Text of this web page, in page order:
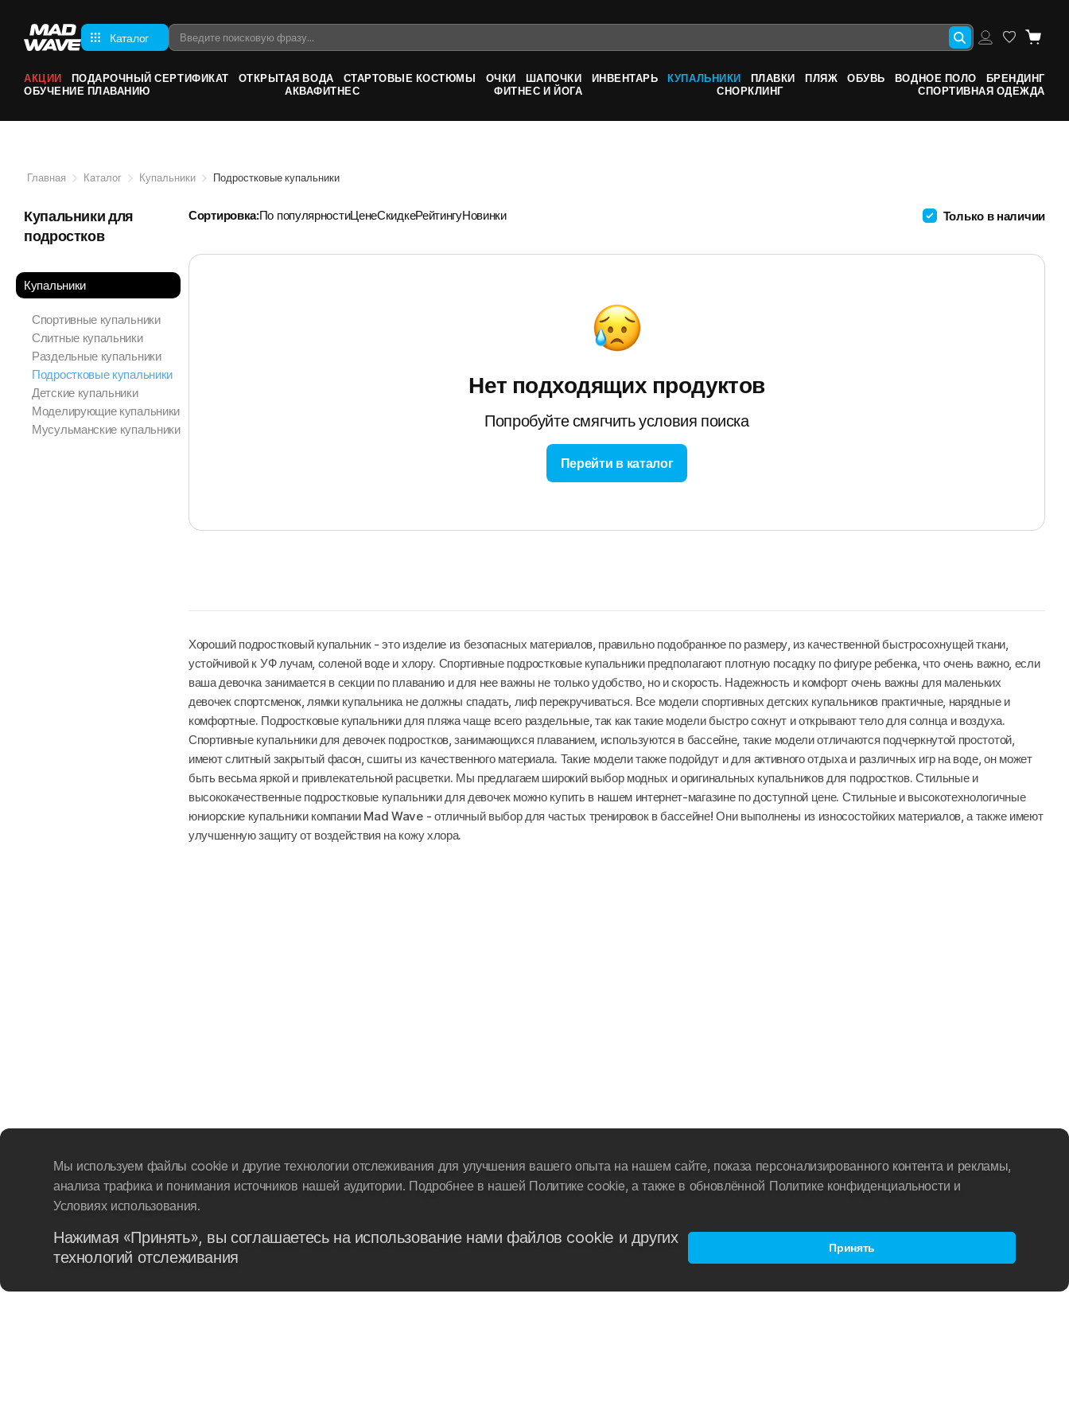
Каталог
АКЦИИ ПОДАРОЧНЫЙ СЕРТИФИКАТ ОТКРЫТАЯ ВОДА СТАРТОВЫЕ КОСТЮМЫ ОЧКИ ШАПОЧКИ ИНВЕНТАРЬ КУПАЛЬНИКИ ПЛАВКИ ПЛЯЖ ОБУВЬ ВОДНОЕ ПОЛО
БРЕНДИНГ
ОБУЧЕНИЕ ПЛАВАНИЮ
АКВАФИТНЕС ФИТНЕС И ЙОГА СНОРКЛИНГ СПОРТИВНАЯ ОДЕЖДА
Главная Каталог Купальники Подростковые купальники
Купальники для
подростков
Купальники
Спортивные купальники
Слитные купальники
Раздельные купальники
Подростковые купальники
Детские купальники
Моделирующие купальники
Мусульманские купальники
Сортировка:По популярностиЦенеСкидкеРейтингуНовинки Только в наличии
Нет подходящих продуктов
Попробуйте смягчить условия поиска
Перейти в каталог
Хороший подростковый купальник - это изделие из безопасных материалов, правильно подобранное по размеру, из качественной быстросохнущей ткани,
устойчивой к УФ лучам, соленой воде и хлору. Спортивные подростковые купальники предполагают плотную посадку по фигуре ребенка, что очень важно, если
ваша девочка занимается в секции по плаванию и для нее важны не только удобство, но и скорость. Надежность и комфорт очень важны для маленьких
девочек спортсменок, лямки купальника не должны спадать, лиф перекручиваться. Все модели спортивных детских купальников практичные, нарядные и
комфортные. Подростковые купальники для пляжа чаще всего раздельные, так как такие модели быстро сохнут и открывают тело для солнца и воздуха.
Спортивные купальники для девочек подростков, занимающихся плаванием, используются в бассейне, такие модели отличаются подчеркнутой простотой,
имеют слитный закрытый фасон, сшиты из качественного материала. Такие модели также подойдут и для активного отдыха и различных игр на воде, он может
быть весьма яркой и привлекательной расцветки. Мы предлагаем широкий выбор модных и оригинальных купальников для подростков. Стильные и
высококачественные подростковые купальники для девочек можно купить в нашем интернет-магазине по доступной цене. Стильные и высокотехнологичные
юниорские купальники компании Mad Wave - отличный выбор для частых тренировок в бассейне! Они выполнены из износостойких материалов, а также имеют
улучшенную защиту от воздействия на кожу хлора.
Мы используем файлы cookie и другие технологии отслеживания для улучшения вашего опыта на нашем сайте, показа персонализированного контента и рекламы,
анализа трафика и понимания источников нашей аудитории. Подробнее в нашей Политике cookie, а также в обновлённой Политике конфиденциальности и
Условиях использования.
Нажимая «Принять», вы соглашаетесь на использование нами файлов cookie и других
технологий отслеживания
Принять